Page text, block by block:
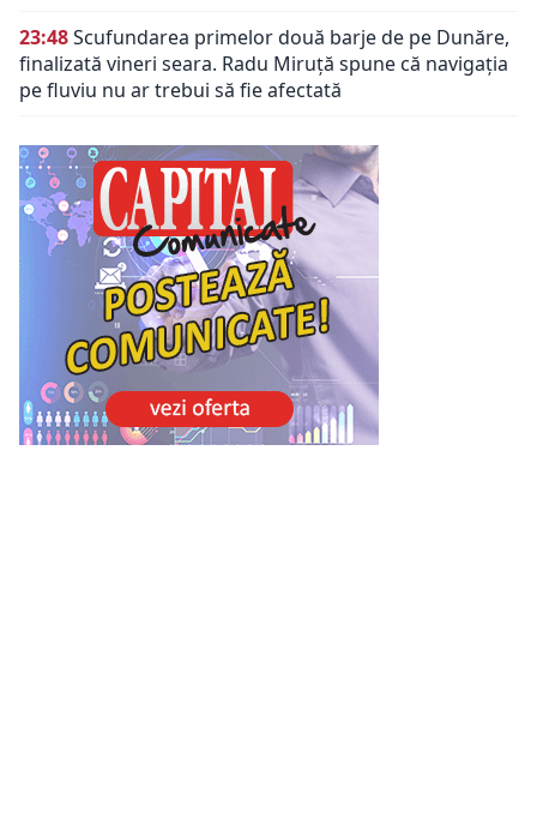
23:48Scufundarea primelor două barje de pe Dunăre,
finalizată vineri seara. Radu Miruță spune că navigația
pe fluviu nu ar trebui să fie afectată